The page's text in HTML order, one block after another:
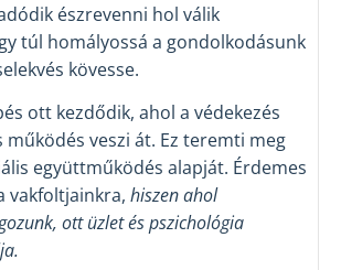
észrevenni hol válik
túl homályossá a gondolkodásunk
kövesse.
ott kezdődik, ahol a védekezés
működés veszi át. Ez teremti meg
együttműködés alapját. Érdemes
vakfoltjainkra, hiszen ahol
ott üzlet és pszichológia